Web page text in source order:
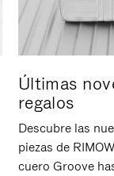
Últimas
regalos
Descubre las
piezas de
cuero Groove